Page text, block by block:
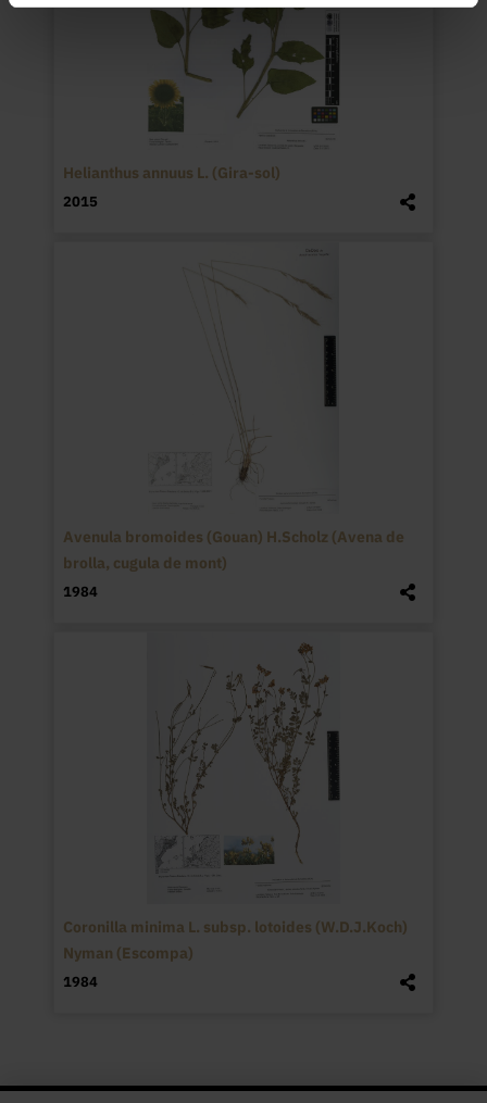
Helianthus annuus L. (Gira-sol)
2015
Avenula bromoides (Gouan) H.Scholz (Avena de
brolla, cugula de mont)
1984
Coronilla minima L. subsp. lotoides (W.D.J.Koch)
Nyman (Escompa)
1984